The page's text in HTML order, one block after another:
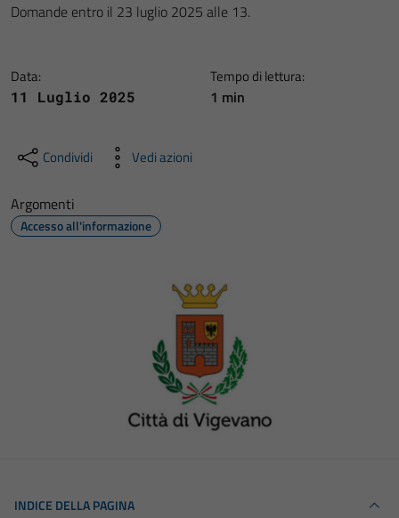
Domande entro il 23 luglio 2025 alle 13.
Data:
11 Luglio 2025
Tempo di lettura:
1 min
Condividi Vedi azioni
Argomenti
Accesso all'informazione
INDICE DELLA PAGINA